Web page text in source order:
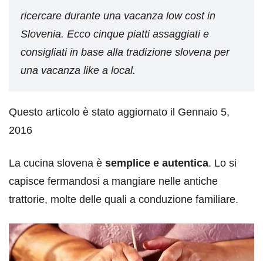
ricercare durante una vacanza low cost in
Slovenia. Ecco cinque piatti assaggiati e
consigliati in base alla tradizione slovena per
una vacanza like a local.
Questo articolo è stato aggiornato il Gennaio 5,
2016
La cucina slovena è semplice e autentica. Lo si
capisce fermandosi a mangiare nelle antiche
trattorie, molte delle quali a conduzione familiare.